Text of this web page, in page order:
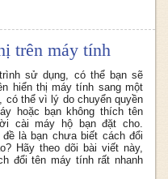
trên máy tính
sử dụng, có thể bạn sẽ
hiển thị máy tính sang một
có thể vì lý do chuyển quyền
hoặc bạn không thích tên
cài máy hộ bạn đặt cho.
đề là bạn chưa biết cách đổi
Hãy theo dõi bài viết này,
đổi tên máy tính rất nhanh